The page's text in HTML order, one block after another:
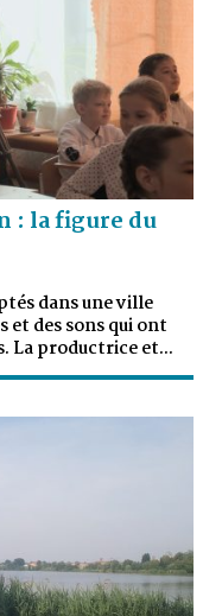
: la figure du
dans une ville
et des sons qui ont
La productrice et...